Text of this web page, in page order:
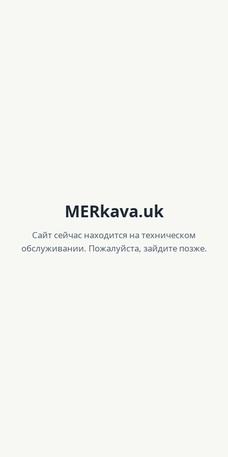
MERkava.uk
Сайт сейчас находится на техническом
обслуживании. Пожалуйста, зайдите позже.